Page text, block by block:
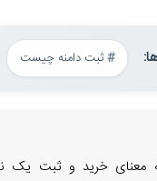
ثبت دامنه چیست
معنای خرید و ثبت یک